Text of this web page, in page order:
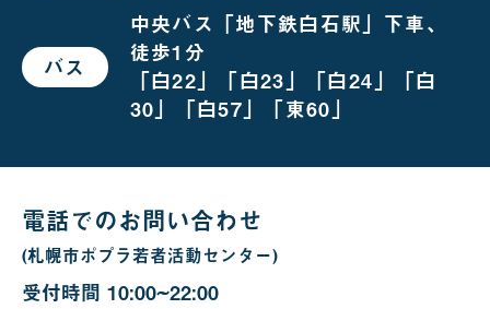
場
合
バス で
お
場
中央バス「地下鉄白石駅」下車、
徒歩1分
「白22」「白23」「白24」「白
30」「白57」「東60」
電話でのお問い合わせ
(札幌市ポプラ若者活動センター)
受付時間 10:00~22:00